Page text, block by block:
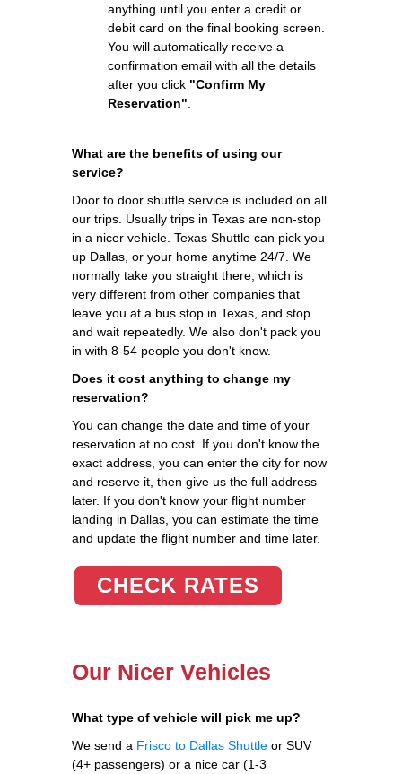
anything until you enter a credit or
debit card on the final booking screen.
You will automatically receive a
confirmation email with all the details
after you click "Confirm My
Reservation"
What are the benefits of using our
service?
Door to door shuttle service is included on all
our trips. Usually trips in Texas are non-stop
in a nicer vehicle. Texas Shuttle can pick you
up Dallas, or your home anytime 24/7. We
normally take you straight there, which is
very different from other companies that
leave you at a bus stop in Texas, and stop
and wait repeatedly. We also don't pack you
in with 8-54 people you don't know.
Does it cost anything to change my
reservation?
You can change the date and time of your
reservation at no cost. If you don't know the
exact address, you can enter the city for now
and reserve it, then give us the full address
later. If you don't know your flight number
landing in Dallas, you can estimate the time
and update the flight number and time later.
CHECK RATES
Our Nicer Vehicles
What type of vehicle will pick me up?
We send a Frisco to Dallas Shuttle or SUV
(4+ passengers) or a nice car (1-3